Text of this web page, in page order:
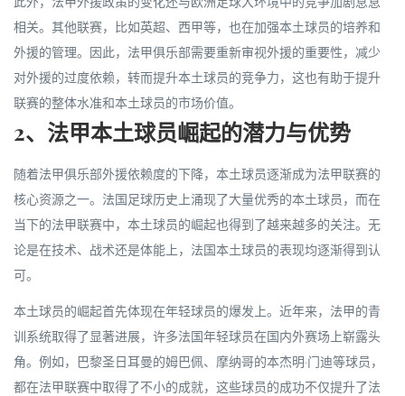
相关。其他联赛，比如英超、西甲等，也在加强本土球员的培养和
外援的管理。因此，法甲俱乐部需要重新审视外援的重要性，减少
对外援的过度依赖，转而提升本土球员的竞争力，这也有助于提升
联赛的整体水准和本土球员的市场价值。
2、法甲本土球员崛起的潜力与优势
随着法甲俱乐部外援依赖度的下降，本土球员逐渐成为法甲联赛的
核心资源之一。法国足球历史上涌现了大量优秀的本土球员，而在
当下的法甲联赛中，本土球员的崛起也得到了越来越多的关注。无
论是在技术、战术还是体能上，法国本土球员的表现均逐渐得到认
可。
本土球员的崛起首先体现在年轻球员的爆发上。近年来，法甲的青
训系统取得了显著进展，许多法国年轻球员在国内外赛场上崭露头
角。例如，巴黎圣日耳曼的姆巴佩、摩纳哥的本杰明·门迪等球员，
都在法甲联赛中取得了不小的成就，这些球员的成功不仅提升了法